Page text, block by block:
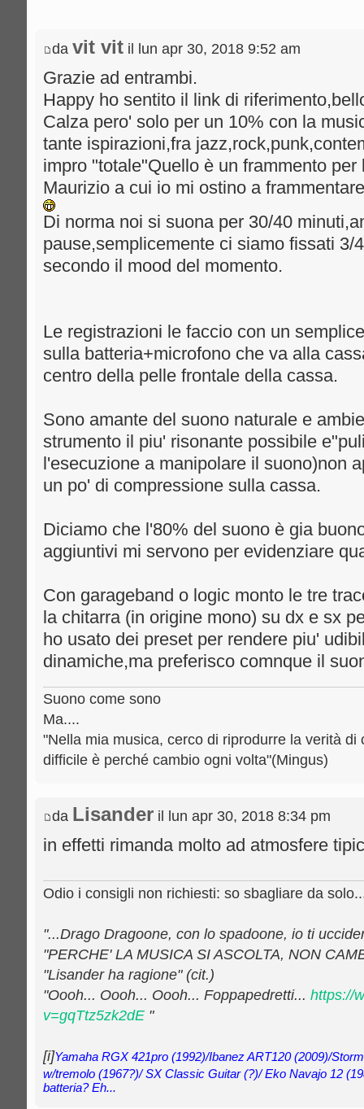
da vit vit il lun apr 30, 2018 9:52 am
Grazie ad entrambi.
Happy ho sentito il link di
Calza pero' solo per un 10% con la
tante ispirazioni,fra
impro "totale"Quello è un frammento
Maurizio a cui io mi ostino a
Di norma noi si suona per 30/40
pause,semplicemente ci siamo fissati 3/
secondo il mood del momento.
Le registrazioni le faccio con un
sulla batteria+microfono che va alla
centro della pelle frontale della cassa.
Sono amante del suono naturale e
strumento il piu' risonante possibile
l'esecuzione a manipolare il suono)non
un po' di compressione sulla cassa.
Diciamo che l'80% del suono è gia
aggiuntivi mi servono per evidenziare
Con garageband o logic monto le tre
la chitarra (in origine mono) su dx e sx
ho usato dei preset per rendere piu'
dinamiche,ma preferisco comnque il
Suono come sono
Ma....
"Nella mia musica, cerco di riprodurre la verità
difficile è perché cambio ogni volta"(Mingus)
da Lisander il lun apr 30, 2018 8:34 pm
in effetti rimanda molto ad atmosfere
Odio i consigli non richiesti: so sbagliare da
"...Drago Dragoone, con lo spadoone, io ti
"PERCHE' LA MUSICA SI ASCOLTA, NON
"Lisander ha ragione" (cit.)
"Oooh... Oooh... Oooh... Foppapedretti... https://
v=gqTtz5zk2dE "
[i]Yamaha RGX 421pro (1992)/Ibanez ART120 (2009)/
w/tremolo (1967?)/ SX Classic Guitar (?)/ Eko Navajo 12
batteria? Eh...